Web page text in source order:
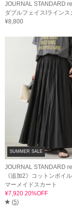
JOURNAL STANDARD
ダブルフェイスIラインス
¥8,800
SUMMER SALE
JOURNAL STANDARD
《追加2》コットンボイ
マーメイドスカート
¥7,920 20%OFF
(5)